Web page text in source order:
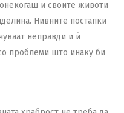
и своите животи
Нивните постапки
неправди и ѝ
проблеми што инаку би